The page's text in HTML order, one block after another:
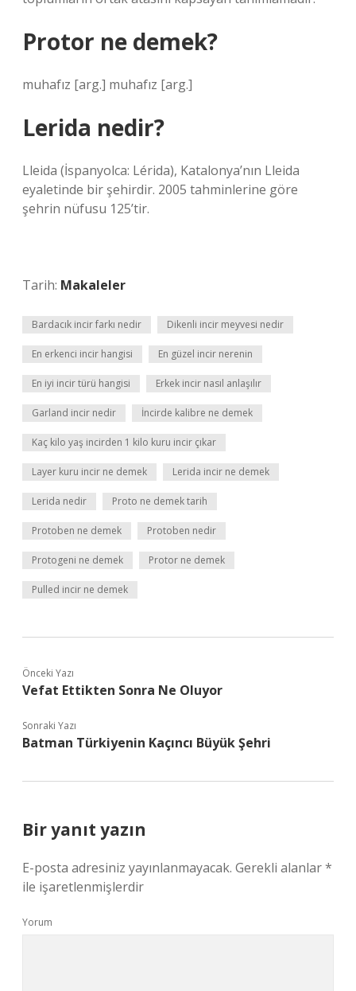
Protor ne demek?
muhafız [arg.] muhafız [arg.]
Lerida nedir?
Lleida (İspanyolca: Lérida), Katalonya’nın Lleida
eyaletinde bir şehirdir. 2005 tahminlerine göre
şehrin nüfusu 125’tir.
Tarih: Makaleler
Bardacık incir farkı nedir Dikenli incir meyvesi nedir
En erkenci incir hangisi En güzel incir nerenin
En iyi incir türü hangisi Erkek incir nasıl anlaşılır
Garland incir nedir İncirde kalibre ne demek
Kaç kilo yaş incirden 1 kilo kuru incir çıkar
Layer kuru incir ne demek Lerida incir ne demek
Lerida nedir Proto ne demek tarih
Protoben ne demek Protoben nedir
Protogeni ne demek Protor ne demek
Pulled incir ne demek
Önceki Yazı
Vefat Ettikten Sonra Ne Oluyor
Sonraki Yazı
Batman Türkiyenin Kaçıncı Büyük Şehri
Bir yanıt yazın
E-posta adresiniz yayınlanmayacak. Gerekli alanlar*
ile işaretlenmişlerdir
Yorum